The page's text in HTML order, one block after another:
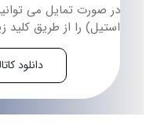
در صورت تمایل می توانید
استیل) را از طریق کلید زیر
دانلود